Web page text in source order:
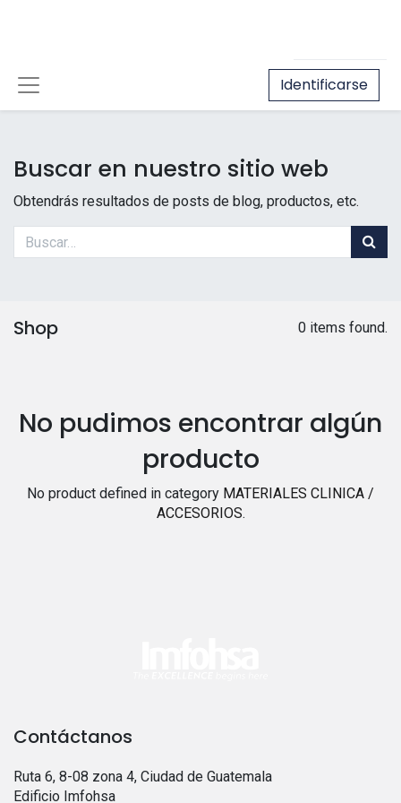
Identificarse
Buscar en nuestro sitio web
Obtendrás resultados de posts de blog, productos, etc.
Shop 0 items found.
No pudimos encontrar algún
producto
No product defined in category MATERIALES CLINICA /
ACCESORIOS.
Contáctanos
Ruta 6, 8-08 zona 4, Ciudad de Guatemala
Edificio Imfohsa